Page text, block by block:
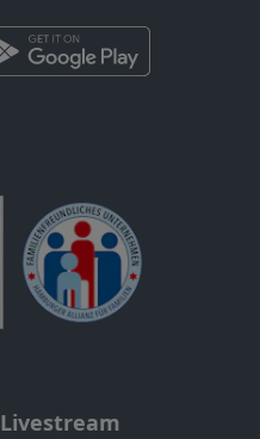
Livestream